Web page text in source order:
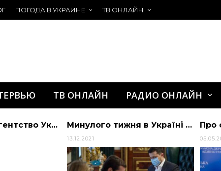
ПОГОДА В УКРАИНЕ ТВ ОНЛАЙН
ТВ ОНЛАЙН РАДИО ОНЛАЙН
Національне агентство України з питань державної служби — Служба в органах місцевого самоврядування в умовах війни Минулого тижня в Україні виявлено 61 тис. нових випадків захворювання на COVID-… | АЛИБИ
13.12.2021